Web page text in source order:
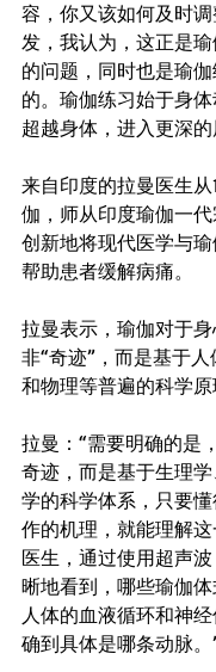
容，你又该如何及时
发，我认为，这正是
的问题，同时也是瑜
的。瑜伽练习始于身
超越身体，进入更深
来自印度的拉曼医生
伽，师从印度瑜伽一
创新地将现代医学与瑜
帮助患者缓解病痛。
拉曼表示，瑜伽对于
非“奇迹”，而是基于
和物理等普遍的科学原
拉曼：“需要明确的是
奇迹，而是基于生理
学的科学体系，只要
作的机理，就能理解
医生，通过使用超声
晰地看到，哪些瑜伽
人体的血液循环和神
确到具体是哪条动脉。